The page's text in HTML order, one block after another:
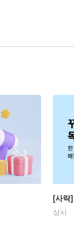
[사락
상시